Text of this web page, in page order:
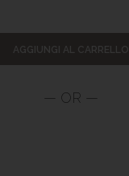
AGGIUNGI AL CARRELLO